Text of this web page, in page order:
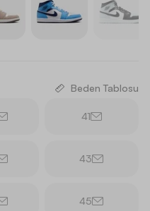
Beden Tablosu
41
43
45